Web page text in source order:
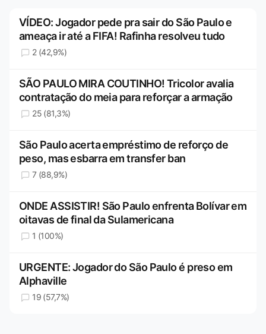
VÍDEO: Jogador pede pra sair do São Paulo e
ameaça ir até a FIFA! Rafinha resolveu tudo
2 (42,9%)
SÃO PAULO MIRA COUTINHO! Tricolor avalia
contratação do meia para reforçar a armação
25 (81,3%)
São Paulo acerta empréstimo de reforço de
peso, mas esbarra em transfer ban
7 (88,9%)
ONDE ASSISTIR! São Paulo enfrenta Bolívar em
oitavas de final da Sulamericana
1 (100%)
URGENTE: Jogador do São Paulo é preso em
Alphaville
19 (57,7%)